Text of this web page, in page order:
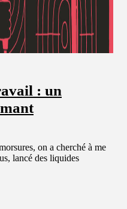
: un
on a cherché à me
lancé des liquides